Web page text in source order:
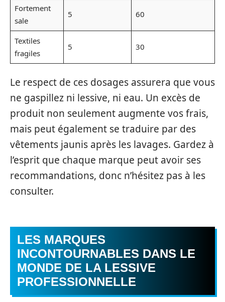
Fortement
sale
5 60
Textiles
fragiles
5 30
Le respect de ces dosages assurera que vous
ne gaspillez ni lessive, ni eau. Un excès de
produit non seulement augmente vos frais,
mais peut également se traduire par des
vêtements jaunis après les lavages. Gardez à
l’esprit que chaque marque peut avoir ses
recommandations, donc n’hésitez pas à les
consulter.
LES MARQUES
INCONTOURNABLES DANS LE
MONDE DE LA LESSIVE
PROFESSIONNELLE